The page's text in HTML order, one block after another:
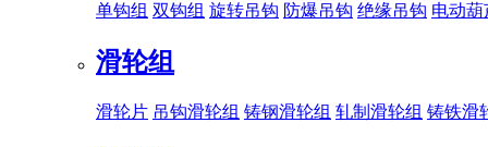
单钩组 双钩组 旋转吊钩 防爆吊钩 绝缘吊钩 电动
滑轮组
滑轮片 吊钩滑轮组 铸钢滑轮组 轧制滑轮组 铸铁滑